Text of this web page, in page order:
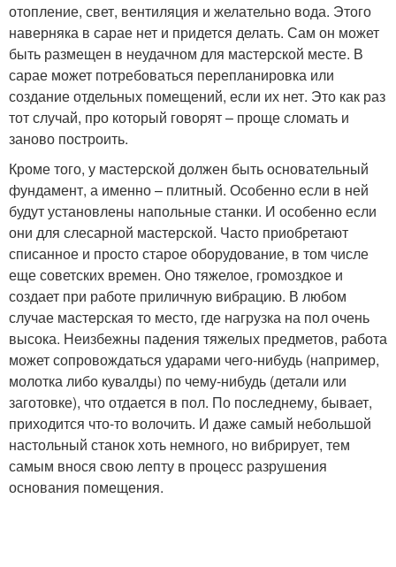
отопление, свет, вентиляция и желательно вода. Этого
наверняка в сарае нет и придется делать. Сам он может
быть размещен в неудачном для мастерской месте. В
сарае может потребоваться перепланировка или
создание отдельных помещений, если их нет. Это как раз
тот случай, про который говорят – проще сломать и
заново построить.
Кроме того, у мастерской должен быть основательный
фундамент, а именно – плитный. Особенно если в ней
будут установлены напольные станки. И особенно если
они для слесарной мастерской. Часто приобретают
списанное и просто старое оборудование, в том числе
еще советских времен. Оно тяжелое, громоздкое и
создает при работе приличную вибрацию. В любом
случае мастерская то место, где нагрузка на пол очень
высока. Неизбежны падения тяжелых предметов, работа
может сопровождаться ударами чего-нибудь (например,
молотка либо кувалды) по чему-нибудь (детали или
заготовке), что отдается в пол. По последнему, бывает,
приходится что-то волочить. И даже самый небольшой
настольный станок хоть немного, но вибрирует, тем
самым внося свою лепту в процесс разрушения
основания помещения.